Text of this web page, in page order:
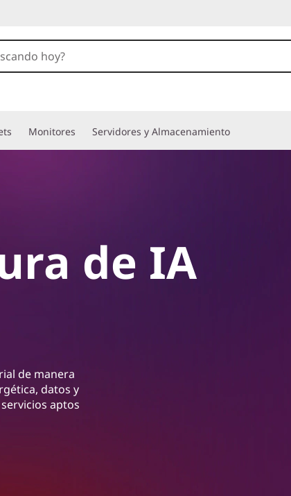
Monitores Servidores y Almacenamiento
de IA
de manera
datos y
aptos